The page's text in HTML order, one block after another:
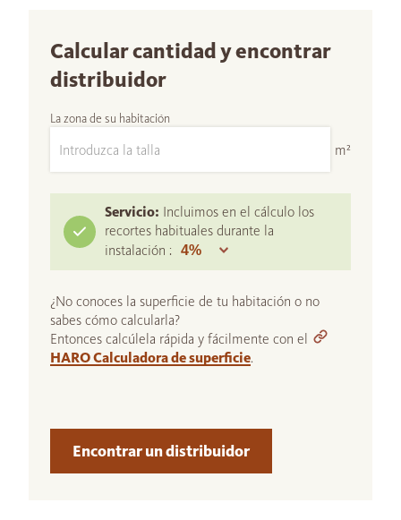
Calcular cantidad y encontrar
distribuidor
La zona de su habitación
m²
Servicio: Incluimos en el cálculo los
recortes habituales durante la
instalación :
¿No conoces la superficie de tu habitación o no
sabes cómo calcularla?
Entonces calcúlela rápida y fácilmente con el
HARO Calculadora de superficie.
Encontrar un distribuidor